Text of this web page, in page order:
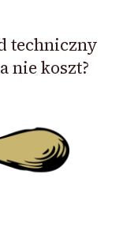
techniczny
nie koszt?